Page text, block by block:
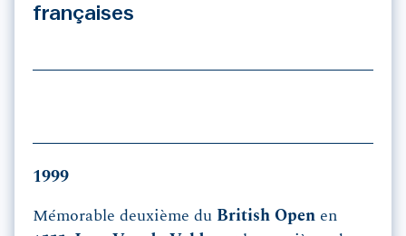
françaises
1999
Mémorable deuxième du British Open en